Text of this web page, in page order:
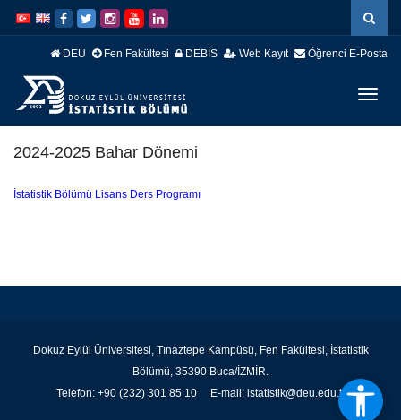
atla
Navigasyona
atla
DEU Fen Fakültesi DEBİS Web Kayıt Öğrenci E-Posta
2024-2025 Bahar Dönemi
İstatistik Bölümü Lisans Ders Programı
Dokuz Eylül Üniversitesi, Tınaztepe Kampüsü, Fen Fakültesi, İstatistik
Bölümü, 35390 Buca/İZMİR.
Telefon: +90 (232) 301 85 10 E-mail: istatistik@deu.edu.tr